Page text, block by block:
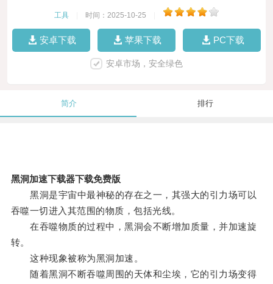
工具 时间：2025-10-25
安卓下载 苹果下载 PC下载
安卓市场，安全绿色
简介 排行
黑洞加速下载器下载免费版
黑洞是宇宙中最神秘的存在之一，其强大的引力场可以
吞噬一切进入其范围的物质，包括光线。
在吞噬物质的过程中，黑洞会不断增加质量，并加速旋
转。
这种现象被称为黑洞加速。
随着黑洞不断吞噬周围的天体和尘埃，它的引力场变得